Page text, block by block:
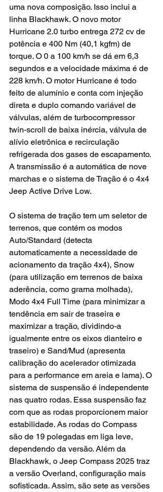
uma nova composição. Isso inclui a
linha Blackhawk. O novo motor
Hurricane 2.0 turbo entrega 272 cv de
potência e 400 Nm (40,1 kgfm) de
torque. O 0 a 100 km/h se dá em 6,3
segundos e a velocidade máxima é de
228 km/h. O motor Hurricane é todo
feito de alumínio e conta com injeção
direta e duplo comando variável de
válvulas, além de turbocompressor
twin-scroll de baixa inércia, válvula de
alívio eletrônica e recirculação
refrigerada dos gases de escapamento.
A transmissão é a automática de nove
marchas e o sistema de Tração é o 4x4
Jeep Active Drive Low.
O sistema de tração tem um seletor de
terrenos, que contém os modos
Auto/Standard (detecta
automaticamente a necessidade de
acionamento da tração 4x4), Snow
(para utilização em terrenos de baixa
aderência, como grama molhada),
Modo 4x4 Full Time (para minimizar a
tendência em sair de traseira e
maximizar a tração, dividindo-a
igualmente entre os eixos dianteiro e
traseiro) e Sand/Mud (apresenta
calibração do acelerador otimizada
para a performance em areia e lama). O
sistema de suspensão é independente
nas quatro rodas. Essa suspensão faz
com que as rodas proporcionem maior
estabilidade. As rodas do Compass
são de 19 polegadas em liga leve,
dependendo da versão. Além da
Blackhawk, o Jeep Compass 2025 traz
a versão Overland, configuração mais
sofisticada. Assim, são sete as versões